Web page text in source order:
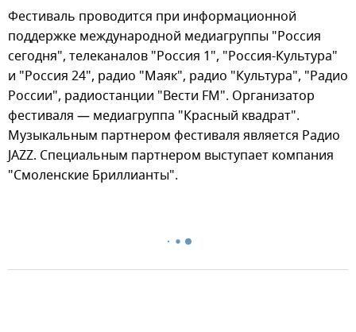
Фестиваль проводится при информационной
поддержке международной медиагруппы "Россия
сегодня", телеканалов "Россия 1", "Россия-Культура"
и "Россия 24", радио "Маяк", радио "Культура", "Радио
России", радиостанции "Вести FM". Организатор
фестиваля — медиагруппа "Красный квадрат".
Музыкальным партнером фестиваля является Радио
JAZZ. Специальным партнером выступает компания
"Смоленские Бриллианты".